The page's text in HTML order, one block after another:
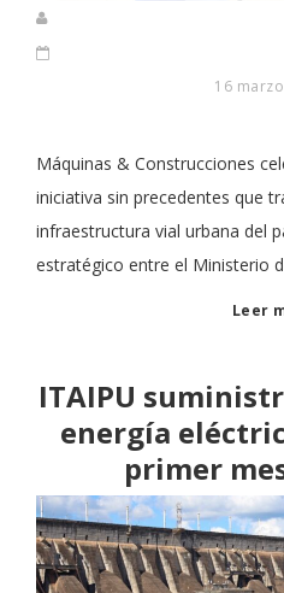
16
Máquinas & Construcciones
iniciativa sin precedentes que
infraestructura vial urbana del
estratégico entre el Ministerio
Leer
ITAIPU
energía
primer